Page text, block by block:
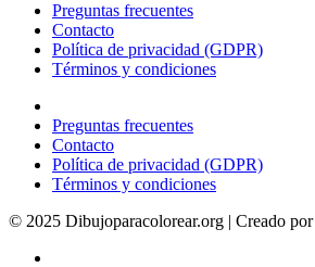
Preguntas frecuentes
Contacto
Política de privacidad (GDPR)
Términos y condiciones
Preguntas frecuentes
Contacto
Política de privacidad (GDPR)
Términos y condiciones
© 2025 Dibujoparacolorear.org | Creado por